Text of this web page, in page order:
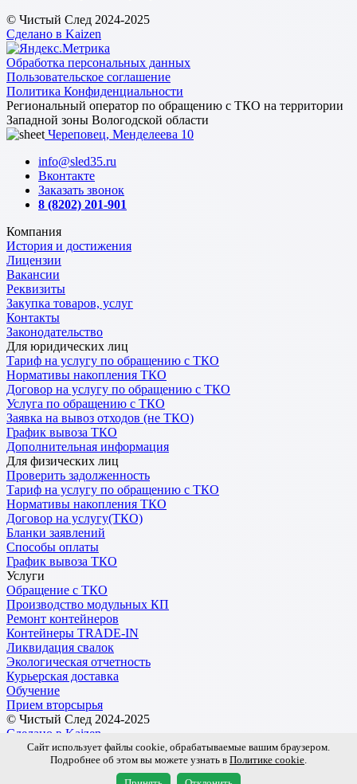
© Чистый След 2024-2025
Сделано в Kaizen
Обработка персональных данных
Пользовательское соглашение
Политика Конфиденциальности
Региональный оператор по обращению с ТКО на территории
Западной зоны Вологодской области
Череповец, Менделеева 10
info@sled35.ru
Вконтакте
Заказать звонок
8 (8202) 201-901
Компания
История и достижения
Лицензии
Вакансии
Реквизиты
Закупка товаров, услуг
Контакты
Законодательство
Для юридических лиц
Тариф на услугу по обращению с ТКО
Нормативы накопления ТКО
Договор на услугу по обращению с ТКО
Услуга по обращению с ТКО
Заявка на вывоз отходов (не ТКО)
График вывоза ТКО
Дополнительная информация
Для физических лиц
Проверить задолженность
Тариф на услугу по обращению с ТКО
Нормативы накопления ТКО
Договор на услугу(ТКО)
Бланки заявлений
Способы оплаты
График вывоза ТКО
Услуги
Обращение с ТКО
Производство модульных КП
Ремонт контейнеров
Контейнеры TRADE-IN
Ликвидация свалок
Экологическая отчетность
Курьерская доставка
Обучение
Прием вторсырья
© Чистый След 2024-2025
Сделано в Kaizen
Обработка персональных данных
Пользовательское соглашение
Сайт использует файлы cookie, обрабатываемые вашим браузером.
Подробнее об этом вы можете узнать в Политике cookie.